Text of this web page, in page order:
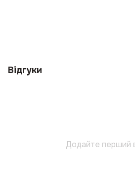
Відгуки
Додайте перший